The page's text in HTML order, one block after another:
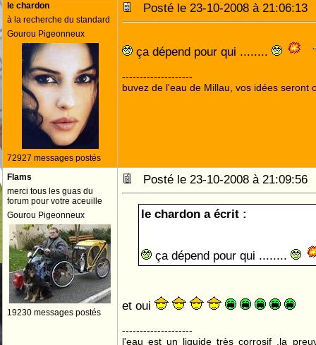
le chardon
à la recherche du standard
Gourou Pigeonneux
72927 messages postés
Posté le 23-10-2008 à
ça dépend pour qui ........
--------------------
buvez de l'eau de Millau, vos idées seront
Flams
merci tous les guas du
forum pour votre aceuille
Gourou Pigeonneux
19230 messages postés
Posté le 23-10-2008 à
le chardon a écrit :
ça dépend pour qui ........
et oui
--------------------
l'eau est un liquide très corrosif ,la